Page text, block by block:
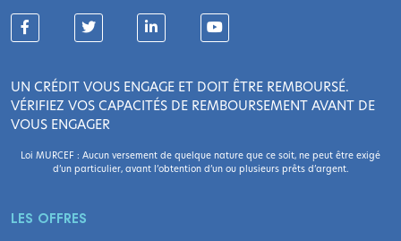
UN CRÉDIT VOUS ENGAGE ET DOIT ÊTRE REMBOURSÉ.
VÉRIFIEZ VOS CAPACITÉS DE REMBOURSEMENT AVANT DE
VOUS ENGAGER
Loi MURCEF : Aucun versement de quelque nature que ce soit, ne peut être exigé
d’un particulier, avant l’obtention d’un ou plusieurs prêts d’argent.
LES OFFRES